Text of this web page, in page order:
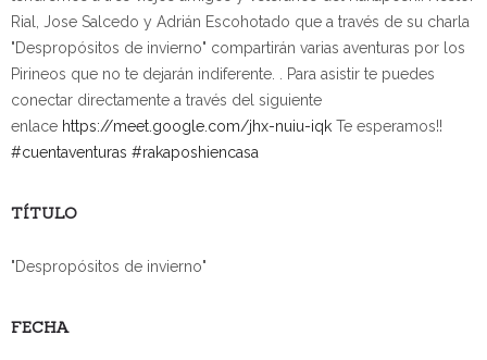
Rial, Jose Salcedo y Adrián Escohotado que a través de su charla
"Despropósitos de invierno" compartirán varias aventuras por los
Pirineos que no te dejarán indiferente. . Para asistir te puedes
conectar directamente a través del siguiente
enlace https://meet.google.com/jhx-nuiu-iqk Te esperamos!!
#cuentaventuras #rakaposhiencasa
TÍTULO
"Despropósitos de invierno"
FECHA